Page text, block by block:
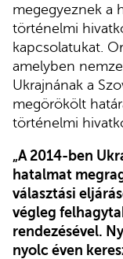
megegyeznek a
történelmi
kapcsolatukat.
amelyben
Ukrajnának a
megörökölt
történelmi
„A 2014-ben
hatalmat
választási
végleg
rendezésével.
nyolc éven